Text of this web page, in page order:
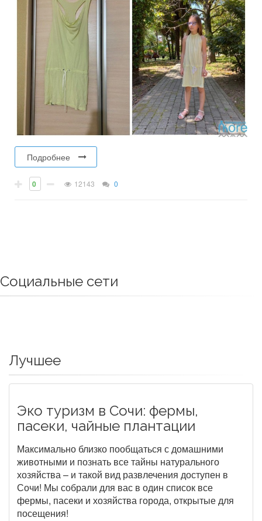
Подробнее
0 12143 0
Социальные сети
Лучшее
Эко туризм в Сочи: фермы,
пасеки, чайные плантации
Максимально близко пообщаться с домашними
животными и познать все тайны натурального
хозяйства – и такой вид развлечения доступен в
Сочи! Мы собрали для вас в один список все
фермы, пасеки и хозяйства города, открытые для
посещения!